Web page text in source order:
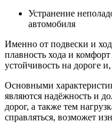
Устранение
автомобиля
Именно от подвески и
плавность хода и
устойчивость на дороге
Основными
являются надёжность и
дорог, а также тем
справляться, возможет